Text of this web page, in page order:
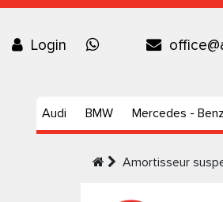
Login
Audi BMW Mercedes - Benz
Amortisseur